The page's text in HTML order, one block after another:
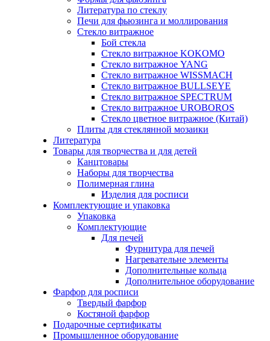
Литература по стеклу
Печи для фьюзинга и моллирования
Стекло витражное
Бой стекла
Стекло витражное KOKOMO
Стекло витражное YANG
Стекло витражное WISSMACH
Стекло витражное BULLSEYE
Стекло витражное SPECTRUM
Стекло витражное UROBOROS
Стекло цветное витражное (Китай)
Плиты для стеклянной мозаики
Литература
Товары для творчества и для детей
Канцтовары
Наборы для творчества
Полимерная глина
Изделия для росписи
Комплектующие и упаковка
Упаковка
Комплектующие
Для печей
Фурнитура для печей
Нагревательне элементы
Дополнительные кольца
Дополнительное оборудование
Фарфор для росписи
Твердый фарфор
Костяной фарфор
Подарочные сертификаты
Промышленное оборудование